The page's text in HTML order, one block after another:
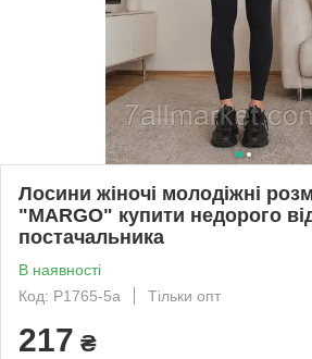
Лосини жіночі молодіжні
"MARGO" купити недорого
постачальника
В наявності
Код: P1765-5a
Тільки опт
217 ₴